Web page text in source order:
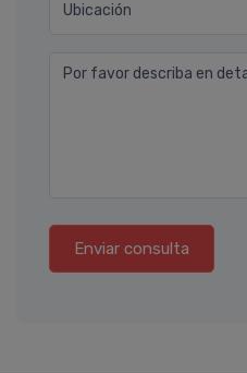
Ubicación
Por favor describa en
Enviar consulta